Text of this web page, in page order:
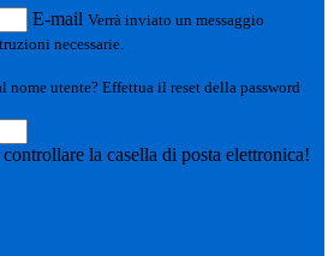
E-mail Verrà inviato un messaggio
necessarie.
nome utente? Effettua il reset della password
la casella di posta elettronica!